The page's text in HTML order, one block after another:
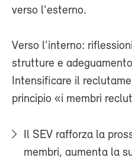
verso l'esterno.
Verso l’interno:
strutture e
Intensificare il
principio «i membri
Il SEV rafforza la
membri, aumenta la